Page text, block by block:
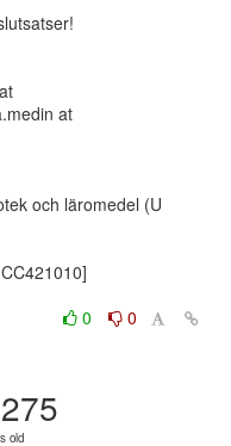
at
och läromedel (U
0
0
old